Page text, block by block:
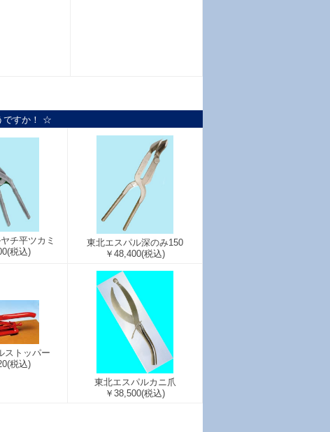
ですか！ ☆
チ平ツカミ
(税込)
東北エスパル深のみ150
￥48,400(税込)
ストッパー
(税込)
東北エスパルカニ爪
￥38,500(税込)